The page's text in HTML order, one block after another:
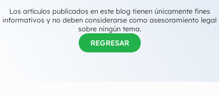
Los artículos publicados en este blog tienen únicamente fines
informativos y no deben considerarse como asesoramiento legal
sobre ningún tema.
REGRESAR